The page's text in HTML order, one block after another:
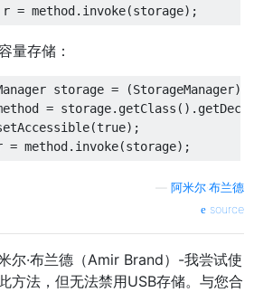
量存储：
storage = (StorageManager)
=
阿米尔·布兰德
source
尔·布兰德（Amir Brand）-我尝试使
方法，但无法禁用USB存储。与您合